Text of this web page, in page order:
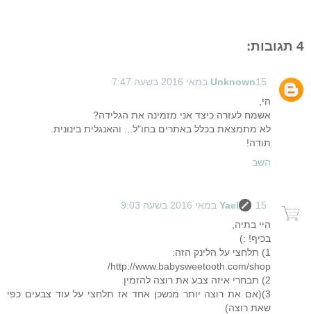
4 תגובות:
Unknown15 במאי 2016 בשעה 7:47
הי,
אשמח לעזרה כיצד אני מזמינה את הגלידה?
לא מתמצאת בכלל באתרים בחו"ל... והאנגלית בינונית.
תודה!
השב
Yael
15 במאי 2016 בשעה 9:03
היי בתיה,
בכיף! :)
1) תלחצי על הלינק הזה:
http://www.babysweetooth.com/shop/
2) תבחרי איזה צבע את רוצה להזמין
3)(אם את רוצה יותר מנשכן אחד אז תלחצי על עוד צבעים כפי
שאת רוצה)